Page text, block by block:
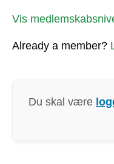
Vis
Already a member?
Du skal være